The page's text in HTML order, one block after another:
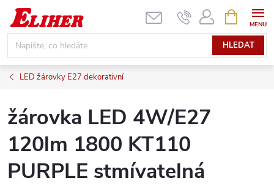
Přejít
obsah
HLEDAT
NÁKUPNÍ
KOŠÍK
LED žárovky E27 dekorativní
žárovka LED 4W/E27
120lm 1800 KT110
PURPLE stmívatelná